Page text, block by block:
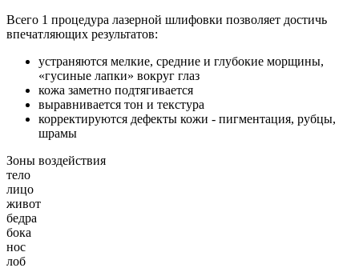
Всего 1 процедура лазерной шлифовки позволяет достичь
впечатляющих результатов:
устраняются мелкие, средние и глубокие морщины,
«гусиные лапки» вокруг глаз
кожа заметно подтягивается
выравнивается тон и текстура
корректируются дефекты кожи - пигментация, рубцы,
шрамы
Зоны воздействия
тело
лицо
живот
бедра
бока
нос
лоб